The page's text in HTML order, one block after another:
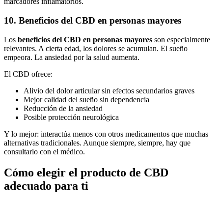
10. Beneficios del CBD en personas mayores
Los beneficios del CBD en personas mayores son especialmente
relevantes. A cierta edad, los dolores se acumulan. El sueño
empeora. La ansiedad por la salud aumenta.
El CBD ofrece:
Alivio del dolor articular sin efectos secundarios graves
Mejor calidad del sueño sin dependencia
Reducción de la ansiedad
Posible protección neurológica
Y lo mejor: interactúa menos con otros medicamentos que muchas
alternativas tradicionales. Aunque siempre, siempre, hay que
consultarlo con el médico.
Cómo elegir el producto de CBD
adecuado para ti